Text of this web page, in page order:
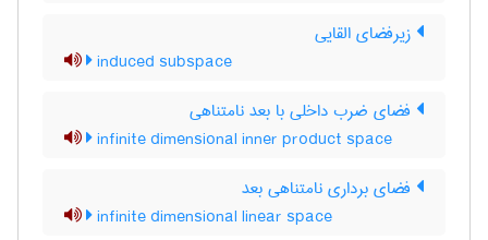
زیرفضای القایی
induced subspace
فضای ضرب داخلی با بعد نامتناهی
infinite dimensional inner product space
فضای برداری نامتناهی بعد
infinite dimensional linear space